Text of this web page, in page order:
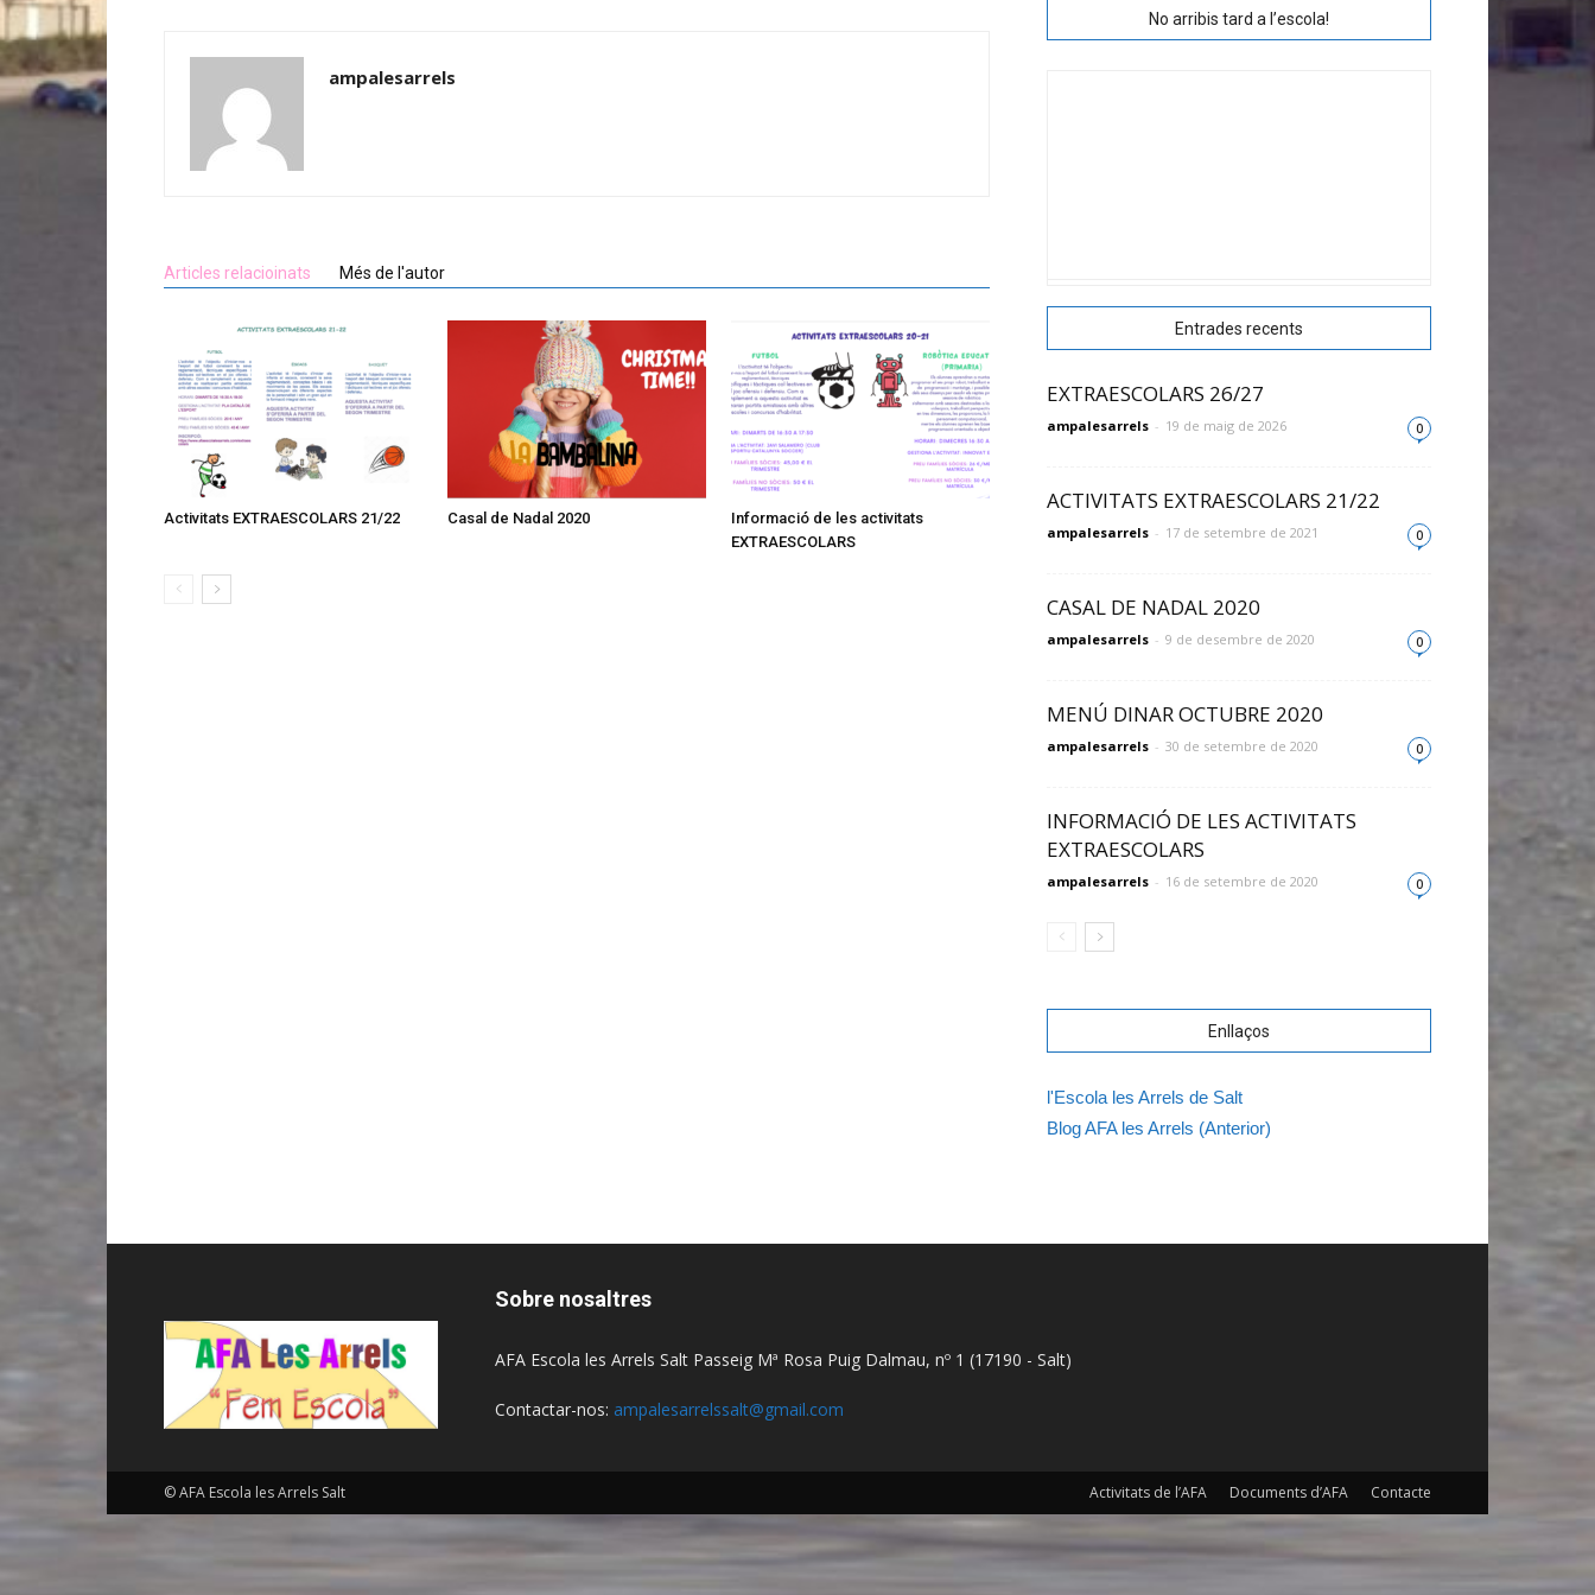
ampalesarrels
Articles relacioinats Més de l'autor
Activitats EXTRAESCOLARS 21/22 Casal de Nadal 2020
Informació de les activitats
EXTRAESCOLARS
No arribis tard a l’escola!
Entrades recents
EXTRAESCOLARS 26/27
ampalesarrels - 19 de maig de 2026 0
ACTIVITATS EXTRAESCOLARS 21/22
ampalesarrels - 17 de setembre de 2021 0
CASAL DE NADAL 2020
ampalesarrels - 9 de desembre de 2020 0
MENÚ DINAR OCTUBRE 2020
ampalesarrels - 30 de setembre de 2020 0
INFORMACIÓ DE LES ACTIVITATS
EXTRAESCOLARS
ampalesarrels - 16 de setembre de 2020 0
Enllaços
l'Escola les Arrels de Salt
Blog AFA les Arrels (Anterior)
Sobre nosaltres
AFA Escola les Arrels Salt Passeig Mª Rosa Puig Dalmau, nº 1 (17190 - Salt)
Contactar-nos: ampalesarrelssalt@gmail.com
Activitats de l’AFA Documents d’AFA Contacte
© AFA Escola les Arrels Salt